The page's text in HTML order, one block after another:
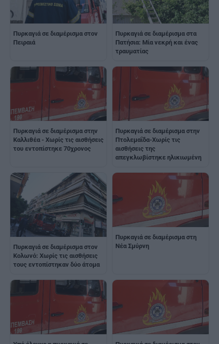
Πυρκαγιά σε διαμέρισμα στον
Πειραιά
Πυρκαγιά σε διαμέρισμα στα
Πατήσια: Μία νεκρή και ένας
τραυματίας
Πυρκαγιά σε διαμέρισμα στην
Καλλιθέα - Χωρίς τις αισθήσεις
του εντοπίστηκε 70χρονος
Πυρκαγιά σε διαμέρισμα στην
Πτολεμαΐδα-Χωρίς τις
αισθήσεις της
απεγκλωβίστηκε ηλικιωμένη
Πυρκαγιά σε διαμέρισμα στον
Κολωνό: Χωρίς τις αισθήσεις
τους εντοπίστηκαν δύο άτομα
Πυρκαγιά σε διαμέρισμα στη
Νέα Σμύρνη